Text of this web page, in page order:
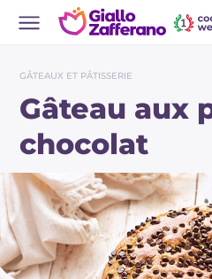
GÂTEAUX ET PÂTISSERIE
Gâteau aux
chocolat